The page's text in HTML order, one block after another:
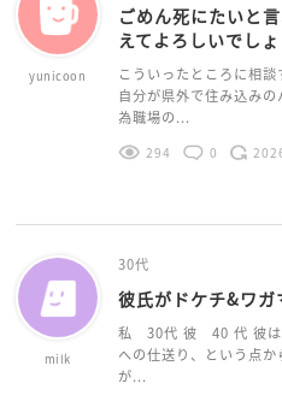
yunicoon
ごめん死にたいと
えてよろしいでし
こういったところに相談
自分が県外で住み込み
為職場の...
294 0
milk
30代
彼氏がドケチ&ワガ
私 30代 彼 40 代 彼は
への仕送り、という点
が...